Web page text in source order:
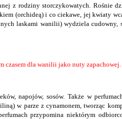
z rodziny storczykowatych. Rośnie
(orchideą) i co ciekawe, jej kwiaty
laskami wanilii) wydziela cudowny,
czasem dla wanilii jako nuty zapachowej.
napojów, sosów. Także w
w parze z cynamonem, tworząc
przypomina niektórym